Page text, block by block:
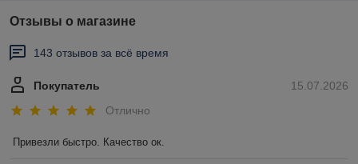
Отзывы о магазине
143 отзывов за всё время
15.07.2026
Покупатель
Отлично
Привезли быстро. Качество ок.